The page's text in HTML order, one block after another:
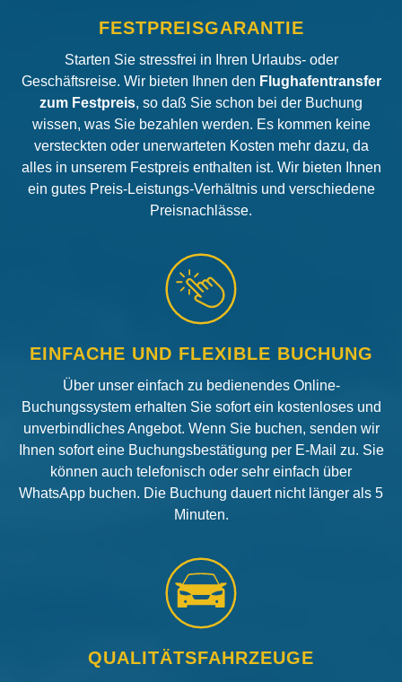
FESTPREISGARANTIE
Starten Sie stressfrei in Ihren Urlaubs- oder
Geschäftsreise. Wir bieten Ihnen den Flughafentransfer
zum Festpreis, so daß Sie schon bei der Buchung
wissen, was Sie bezahlen werden. Es kommen keine
versteckten oder unerwarteten Kosten mehr dazu, da
alles in unserem Festpreis enthalten ist. Wir bieten Ihnen
ein gutes Preis-Leistungs-Verhältnis und verschiedene
Preisnachlässe.
EINFACHE UND FLEXIBLE BUCHUNG
Über unser einfach zu bedienendes Online-
Buchungssystem erhalten Sie sofort ein kostenloses und
unverbindliches Angebot. Wenn Sie buchen, senden wir
Ihnen sofort eine Buchungsbestätigung per E-Mail zu. Sie
können auch telefonisch oder sehr einfach über
WhatsApp buchen. Die Buchung dauert nicht länger als 5
Minuten.
QUALITÄTSFAHRZEUGE